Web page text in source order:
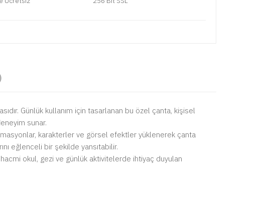
Günlük kullanım için tasarlanan bu özel çanta, kişisel
sunar.
karakterler ve görsel efektler yüklenerek çanta
eğlenceli bir şekilde yansıtabilir.
okul, gezi ve günlük aktivitelerde ihtiyaç duyulan